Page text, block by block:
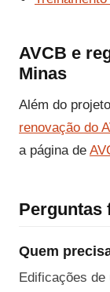
AVCB e
Minas
Além do
renovação do
a página de
Perguntas
Quem
Edificações